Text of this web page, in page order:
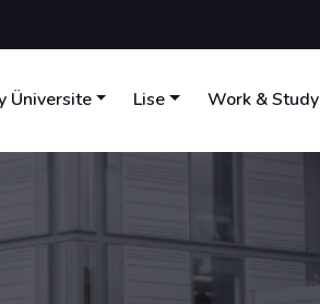
Üniversite Lise Work & Study